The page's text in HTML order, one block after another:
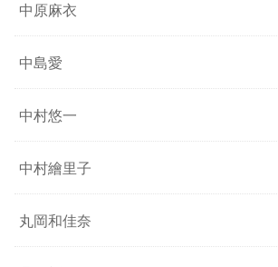
中原麻衣
中島愛
中村悠一
中村繪里子
丸岡和佳奈